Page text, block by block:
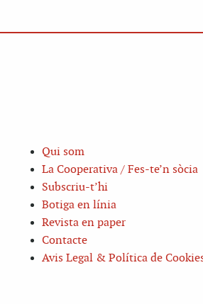
Qui som
La Cooperativa / Fes-te’n sòcia
Subscriu-t’hi
Botiga en línia
Revista en paper
Contacte
Avis Legal & Política de